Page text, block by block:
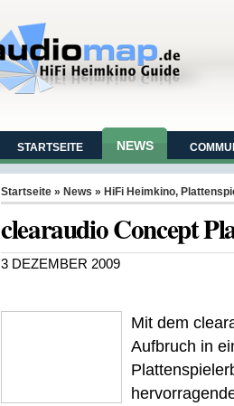
STARTSEITE NEWS
Startseite » News » HiFi Heimkino,
clearaudio Concept
3 DEZEMBER 2009
Mit dem
Aufbruch in